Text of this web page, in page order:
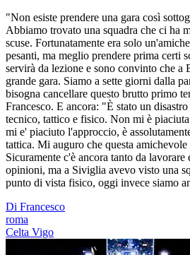
"Non esiste prendere una gara così
Abbiamo trovato una squadra che ci ha
scuse. Fortunatamente era solo
pesanti, ma meglio prendere prima certi
servirà da lezione e sono convinto che a
grande gara. Siamo a sette giorni dalla
bisogna cancellare questo brutto primo
Francesco. E ancora: "È stato un
tecnico, tattico e fisico. Non mi è
mi e' piaciuto l'approccio, è
tattica. Mi auguro che questa
Sicuramente c'è ancora tanto da lavorare
opinioni, ma a Siviglia avevo visto una
punto di vista fisico, oggi invece siamo
Di Francesco
roma
Celta Vigo